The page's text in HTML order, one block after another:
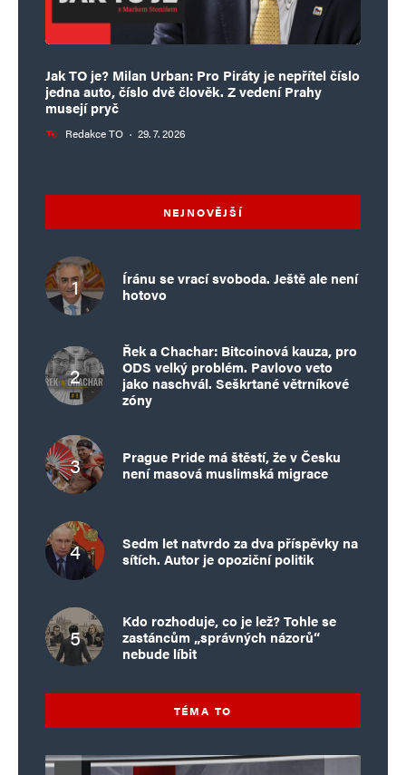
Jak TO je? Milan Urban: Pro Piráty je nepřítel číslo
jedna auto, číslo dvě člověk. Z vedení Prahy
musejí pryč
Redakce TO · 29. 7. 2026
NEJNOVĚJŠÍ
Íránu se vrací svoboda. Ještě ale není
hotovo
Řek a Chachar: Bitcoinová kauza, pro
ODS velký problém. Pavlovo veto
jako naschvál. Seškrtané větrníkové
zóny
Prague Pride má štěstí, že v Česku
není masová muslimská migrace
Sedm let natvrdo za dva příspěvky na
sítích. Autor je opoziční politik
Kdo rozhoduje, co je lež? Tohle se
zastáncům „správných názorů“
nebude líbit
TÉMA TO